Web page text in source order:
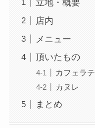
立地・概要
店内
メニュー
頂いたもの
カフェラテ
カヌレ
まとめ